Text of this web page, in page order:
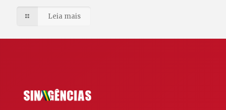
Leia mais